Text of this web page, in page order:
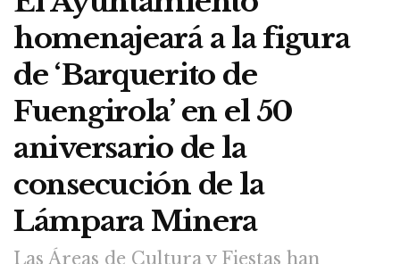
homenajeará a la figura
de ‘Barquerito de
Fuengirola’ en el 50
aniversario de la
consecución de la
Lámpara Minera
Las Áreas de Cultura y Fiestas han